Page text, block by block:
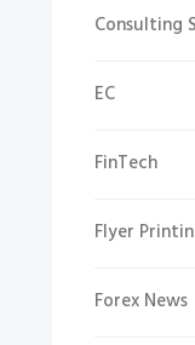
Consulting
EC
FinTech
Flyer
Forex News